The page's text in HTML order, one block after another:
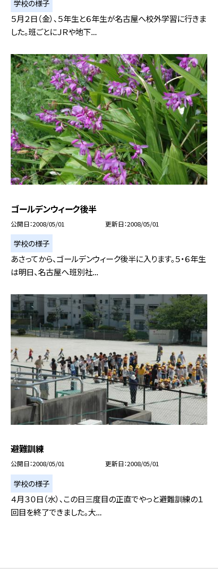
学校の様子
５月２日（金）、５年生と６年生が名古屋へ校外学習に行きま
した。班ごとにＪＲや地下...
ゴールデンウィーク後半
公開日 2008/05/01 更新日 2008/05/01
学校の様子
あさってから、ゴールデンウィーク後半に入ります。５・６年生
は明日、名古屋へ班別社...
避難訓練
公開日 2008/05/01 更新日 2008/05/01
学校の様子
４月３０日（水）、この日三度目の正直でやっと避難訓練の１
回目を終了できました。大...